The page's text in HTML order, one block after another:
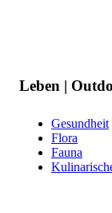
Leben |
Gesundheit
Flora
Fauna